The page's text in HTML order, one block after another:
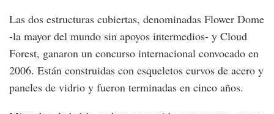
Las dos estructuras cubiertas, denominadas Flower Dome
-la mayor del mundo sin apoyos intermedios- y Cloud
Forest, ganaron un concurso internacional convocado en
2006. Están construidas con esqueletos curvos de acero y
paneles de vidrio y fueron terminadas en cinco años.